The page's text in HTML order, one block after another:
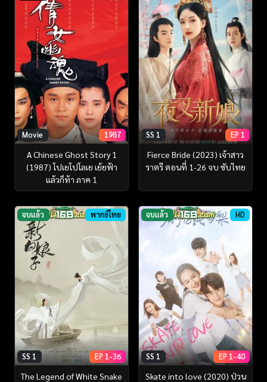
Movie 1987
A Chinese Ghost Story 1
(1987) โปเยโปโลเย เย้ยฟ้า
แล้วก็ท้า ภาค 1
SS 1 EP 1
Fierce Bride (2023) เจ้าสาว
ราตรี ตอนที่ 1-26 จบ ซับไทย
จบแล้ว พากย์ไทย
SS 1 EP 1-36
The Legend of White Snake
จบแล้ว HD
SS 1 EP 1-40
Skate into love (2020) ป่วน